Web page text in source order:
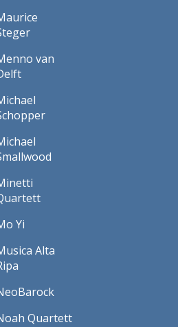
van
Yi
Alta
Quartett